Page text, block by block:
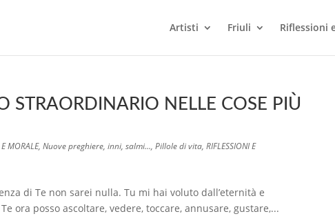
Artisti Friuli Riflessioni
STRAORDINARIO NELLE COSE PIÙ
MORALE, Nuove preghiere, inni, salmi..., Pillole di vita, RIFLESSIONI E
di Te non sarei nulla. Tu mi hai voluto dall’eternità e
ora posso ascoltare, vedere, toccare, annusare, gustare,...